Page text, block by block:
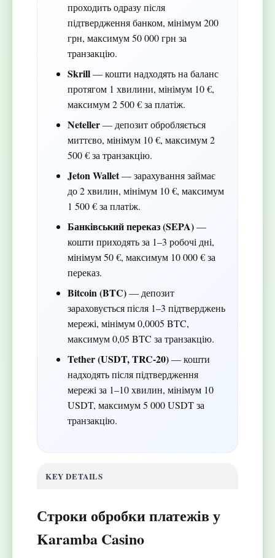
проходить одразу після
підтвердження банком, мінімум 200
грн, максимум 50 000 грн за
транзакцію.
Skrill— кошти надходять на баланс
протягом 1 хвилини, мінімум 10 €,
максимум 2 500 € за платіж.
Neteller— депозит обробляється
миттєво, мінімум 10 €, максимум 2
500 € за транзакцію.
Jeton Wallet— зарахування займає
до 2 хвилин, мінімум 10 €, максимум
1 500 € за платіж.
Банківський переказ (SEPA)—
кошти приходять за 1–3 робочі дні,
мінімум 50 €, максимум 10 000 € за
переказ.
Bitcoin (BTC)— депозит
зараховується після 1–3 підтверджень
мережі, мінімум 0,0005 BTC,
максимум 0,05 BTC за транзакцію.
Tether (USDT, TRC-20)— кошти
надходять після підтвердження
мережі за 1–10 хвилин, мінімум 10
USDT, максимум 5 000 USDT за
транзакцію.
KEY DETAILS
Строки обробки платежів у
Karamba Casino